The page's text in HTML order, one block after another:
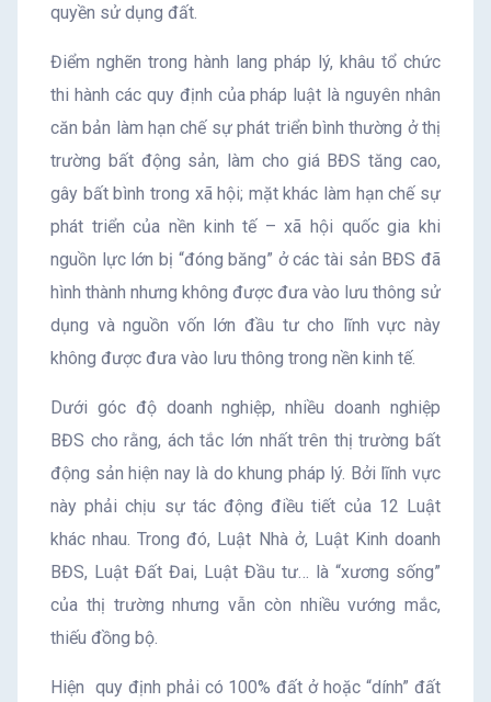
quyền sử dụng đất.
Điểm nghẽn trong hành lang pháp lý, khâu tổ chức
thi hành các quy định của pháp luật là nguyên nhân
căn bản làm hạn chế sự phát triển bình thường ở thị
trường bất động sản, làm cho giá BĐS tăng cao,
gây bất bình trong xã hội; mặt khác làm hạn chế sự
phát triển của nền kinh tế – xã hội quốc gia khi
nguồn lực lớn bị “đóng băng” ở các tài sản BĐS đã
hình thành nhưng không được đưa vào lưu thông sử
dụng và nguồn vốn lớn đầu tư cho lĩnh vực này
không được đưa vào lưu thông trong nền kinh tế.
Dưới góc độ doanh nghiệp, nhiều doanh nghiệp
BĐS cho rằng, ách tắc lớn nhất trên thị trường bất
động sản hiện nay là do khung pháp lý. Bởi lĩnh vực
này phải chịu sự tác động điều tiết của 12 Luật
khác nhau. Trong đó, Luật Nhà ở, Luật Kinh doanh
BĐS, Luật Đất Đai, Luật Đầu tư… là “xương sống”
của thị trường nhưng vẫn còn nhiều vướng mắc,
thiếu đồng bộ.
Hiện quy định phải có 100% đất ở hoặc “dính” đất